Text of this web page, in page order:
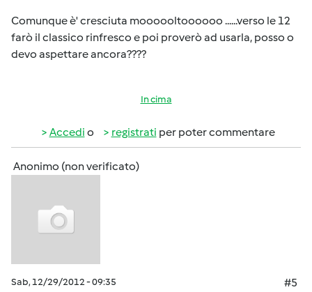
Comunque è' cresciuta moooooltoooooo ......verso le 12
farò il classico rinfresco e poi proverò ad usarla, posso o
devo aspettare ancora????
In cima
Accedi o registrati per poter commentare
Anonimo (non verificato)
Sab, 12/29/2012 - 09:35
#5